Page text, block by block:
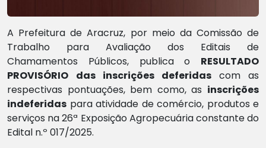
A Prefeitura de Aracruz, por meio da Comissão de
Trabalho para Avaliação dos Editais de
Chamamentos Públicos, publica o RESULTADO
PROVISÓRIO
das inscrições deferidas com as
respectivas pontuações, bem como, as inscrições
indeferidas para atividade de comércio, produtos e
serviços na 26ª Exposição Agropecuária constante do
Edital n.º 017/2025.